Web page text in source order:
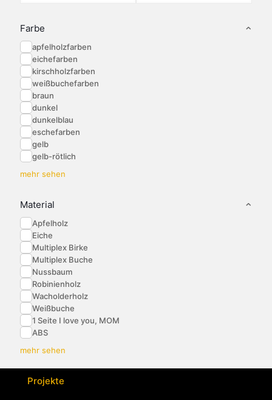
Farbe
apfelholzfarben
eichefarben
kirschholzfarben
weißbuchefarben
braun
dunkel
dunkelblau
eschefarben
gelb
gelb-rötlich
mehr sehen
Material
Apfelholz
Eiche
Multiplex Birke
Multiplex Buche
Nussbaum
Robinienholz
Wacholderholz
Weißbuche
1 Seite I love you, MOM
ABS
mehr sehen
Projekte